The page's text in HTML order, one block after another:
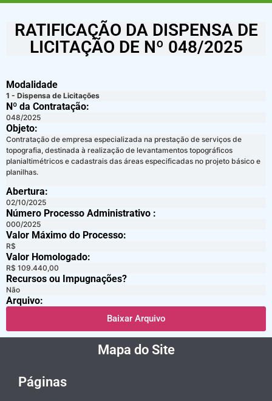
RATIFICAÇÃO DA DISPENSA DE
LICITAÇÃO DE Nº 048/2025
Modalidade
1 - Dispensa de Licitações
Nº da Contratação:
048/2025
Objeto:
Contratação de empresa especializada na prestação de serviços de
topografia, destinada à realização de levantamentos topográficos
planialtimétricos e cadastrais das áreas especificadas no projeto básico e
planilhas.
Abertura:
02/10/2025
Número Processo Administrativo :
000/2025
Valor Máximo do Processo: ​
R$
Valor Homologado: ​
R$ 109.440,00
Recursos ou Impugnações? ​
Não
Arquivo:
Baixar Arquivo
Mapa do Site
Páginas